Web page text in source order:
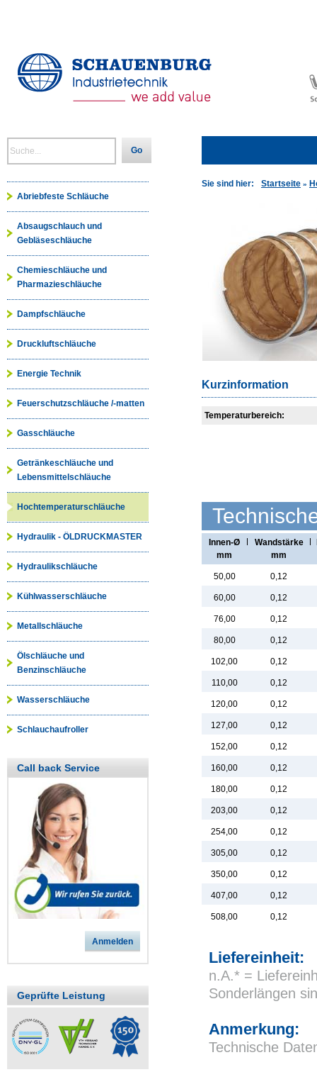
Go
Sie sind hier: Startseite »
Kurzinformation
Temperaturbereich:
Innen-Ø
mm
Wandstärke
mm
50,00 0,12
60,00 0,12
76,00 0,12
80,00 0,12
102,00 0,12
110,00 0,12
120,00 0,12
127,00 0,12
152,00 0,12
160,00 0,12
180,00 0,12
203,00 0,12
254,00 0,12
305,00 0,12
350,00 0,12
407,00 0,12
508,00 0,12
Liefereinheit:
n.A.* =
Sonderlängen
Anmerkung:
Technische
Abriebfeste Schläuche
Absaugschlauch und
Gebläseschläuche
Chemieschläuche und
Pharmazieschläuche
Dampfschläuche
Druckluftschläuche
Energie Technik
Feuerschutzschläuche /-matten
Gasschläuche
Getränkeschläuche und
Lebensmittelschläuche
Hochtemperaturschläuche
Hydraulik - ÖLDRUCKMASTER
Hydraulikschläuche
Kühlwasserschläuche
Metallschläuche
Ölschläuche und
Benzinschläuche
Wasserschläuche
Schlauchaufroller
Call back Service
Anmelden
Geprüfte Leistung